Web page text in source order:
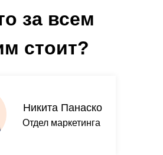
за всем
стоит?
Никита Панаско
Отдел маркетинга